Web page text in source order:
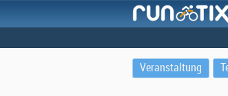
Veranstaltung